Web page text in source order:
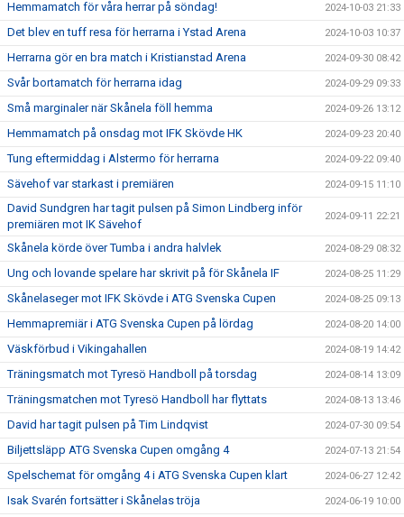
Hemmamatch för våra herrar på söndag! 2024-10-03 21:33
Det blev en tuff resa för herrarna i Ystad Arena 2024-10-03 10:37
Herrarna gör en bra match i Kristianstad Arena 2024-09-30 08:42
Svår bortamatch för herrarna idag 2024-09-29 09:33
Små marginaler när Skånela föll hemma 2024-09-26 13:12
Hemmamatch på onsdag mot IFK Skövde HK 2024-09-23 20:40
Tung eftermiddag i Alstermo för herrarna 2024-09-22 09:40
Sävehof var starkast i premiären 2024-09-15 11:10
David Sundgren har tagit pulsen på Simon Lindberg inför
premiären mot IK Sävehof
2024-09-11 22:21
Skånela körde över Tumba i andra halvlek 2024-08-29 08:32
Ung och lovande spelare har skrivit på för Skånela IF 2024-08-25 11:29
Skånelaseger mot IFK Skövde i ATG Svenska Cupen 2024-08-25 09:13
Hemmapremiär i ATG Svenska Cupen på lördag 2024-08-20 14:00
Väskförbud i Vikingahallen 2024-08-19 14:42
Träningsmatch mot Tyresö Handboll på torsdag 2024-08-14 13:09
Träningsmatchen mot Tyresö Handboll har flyttats 2024-08-13 13:46
David har tagit pulsen på Tim Lindqvist 2024-07-30 09:54
Biljettsläpp ATG Svenska Cupen omgång 4 2024-07-13 21:54
Spelschemat för omgång 4 i ATG Svenska Cupen klart 2024-06-27 12:42
Isak Svarén fortsätter i Skånelas tröja 2024-06-19 10:00